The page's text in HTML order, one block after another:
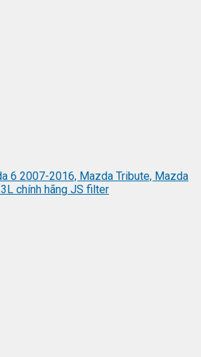
6 2007-2016, Mazda Tribute, Mazda
chính hãng JS filter